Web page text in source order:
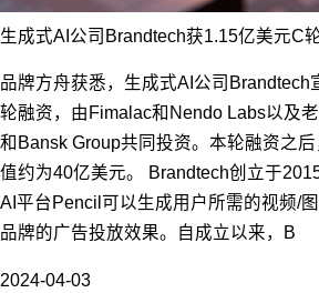
生成式AI公司Brandtech获1.15亿美元C
品牌方舟获悉，生成式AI公司Brandtech
轮融资，由Fimalac和Nendo Labs以及
和Bansk Group共同投资。本轮融资之
值约为40亿美元。 Brandtech创立于
AI平台Pencil可以生成用户所需的视频/
品牌的广告投放效果。自成立以来，B
2024-04-03